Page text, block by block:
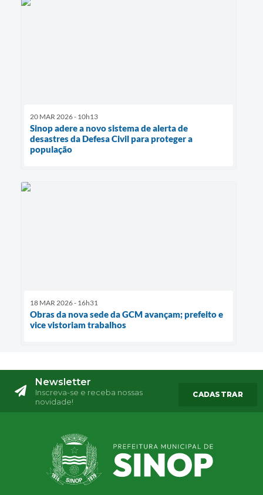
20 MAR 2026 - 10h13
Sinop adere a novo sistema de alerta de
desastres da Defesa Civil para proteger a
população
18 MAR 2026 - 16h31
Obras da nova sede da GCM avançam; prefeito e
vice vistoriam trabalhos
Newsletter
Inscreva-se e receba nossas
novidade!
CADASTRAR